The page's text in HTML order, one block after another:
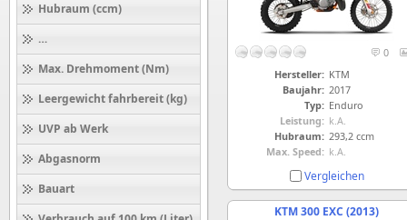
Hubraum (ccm)
Höchstgeschwindigkeit (km/h)
Max. Drehmoment (Nm)
Leergewicht fahrbereit (kg)
UVP ab Werk
Abgasnorm
Bauart
0
Hersteller: KTM
Baujahr: 2017
Typ: Enduro
Leistung: k.A.
Hubraum: 293,2 ccm
Max. Speed: k.A.
Vergleichen
KTM 300 EXC (2013)